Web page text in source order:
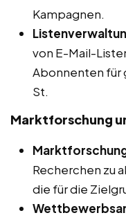
Kampagnen.
von E-Mail-
Abonnenten für
St.
Marktforschung
Recherchen zu
die für die